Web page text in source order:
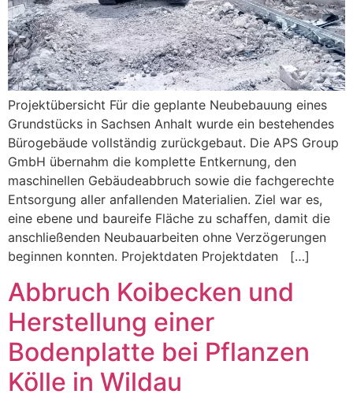
Projektübersicht Für die geplante Neubebauung eines
Grundstücks in Sachsen Anhalt wurde ein bestehendes
Bürogebäude vollständig zurückgebaut. Die APS Group
GmbH übernahm die komplette Entkernung, den
maschinellen Gebäudeabbruch sowie die fachgerechte
Entsorgung aller anfallenden Materialien. Ziel war es,
eine ebene und baureife Fläche zu schaffen, damit die
anschließenden Neubauarbeiten ohne Verzögerungen
beginnen konnten. Projektdaten Projektdaten […]
Abbruch Koibecken und
Herstellung einer
Bodenplatte bei Pflanzen
Kölle in Wildau